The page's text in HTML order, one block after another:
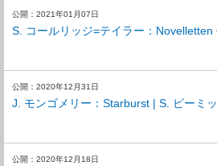
公開：2021年01月07日
S. コールリッジ=テイラー：Novelletten
公開：2020年12月31日
J. モンゴメリー：Starburst | S. ビーミッ
公開：2020年12月18日